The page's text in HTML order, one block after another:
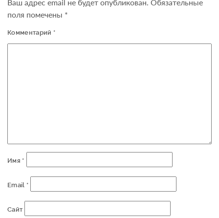
Ваш адрес email не будет опубликован. Обязательные
поля помечены *
Комментарий *
Имя *
Email *
Сайт